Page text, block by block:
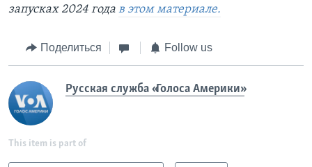
запусках 2024 года в этом материале.
Поделиться Follow us
Русская служба «Голоса Америки»
This item is part of